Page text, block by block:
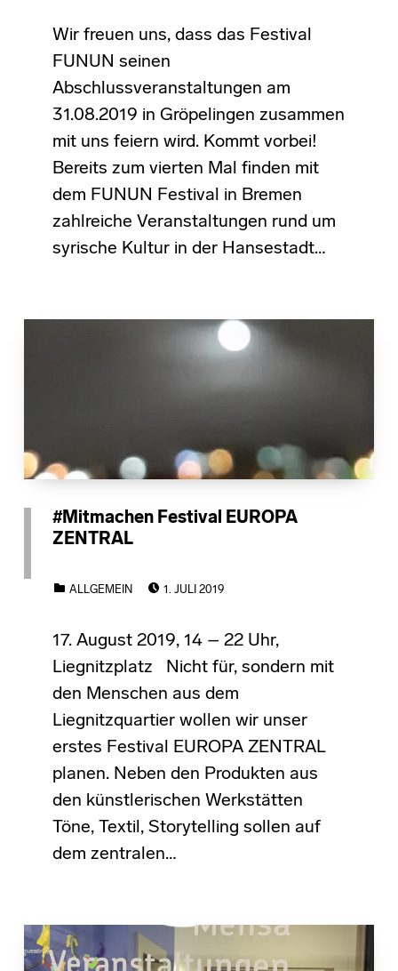
Wir freuen uns, dass das Festival
FUNUN seinen
Abschlussveranstaltungen am
31.08.2019 in Gröpelingen zusammen
mit uns feiern wird. Kommt vorbei!
Bereits zum vierten Mal finden mit
dem FUNUN Festival in Bremen
zahlreiche Veranstaltungen rund um
syrische Kultur in der Hansestadt…
#Mitmachen Festival EUROPA
ZENTRAL
ALLGEMEIN
1. JULI 2019
17. August 2019, 14 – 22 Uhr,
Liegnitzplatz Nicht für, sondern mit
den Menschen aus dem
Liegnitzquartier wollen wir unser
erstes Festival EUROPA ZENTRAL
planen. Neben den Produkten aus
den künstlerischen Werkstätten
Töne, Textil, Storytelling sollen auf
dem zentralen…